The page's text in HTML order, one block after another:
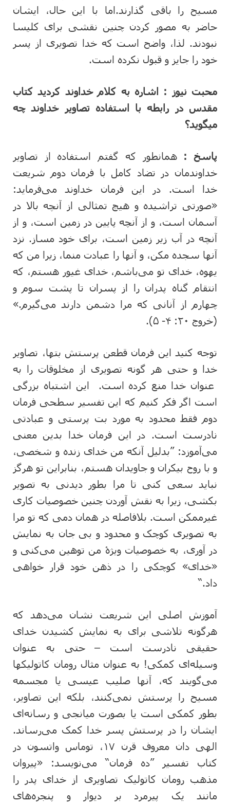
مسیح را باقی گذارند.اما با این حال، ایشان
حاضر به مصور کردن چنین نقشی برای کلیسا
نبودند. لذا، واضح است که خدا تصویری از پسر
خود را جایز و قبول نکرده است.
محبت نیوز : اشاره به کلام خداوند کردید کتاب
مقدس در رابطه با استفاده تصاویر خداوند چه
میگوید؟
پاسخ : همانطور که گفتم استفاده از تصاویر
خداوندمان در تضاد کامل با فرمان دوم شریعت
خدا است. در این فرمان خداوند می‌فرماید:
«صورتی تراشیده و هیچ تمثالی از آنچه بالا در
آسمان است، و از آنچه پایین در زمین است، و از
آنچه در آب زیر زمین است، برای خود مساز. نزد
آنها سجده مکن، و آنها را عبادت منما، زیرا من که
یهوه، خدای تو می‌باشم، خدای غیور هستم، که
انتقام گناه پدران را از پسران تا پشت سوم و
چهارم از آنانی که مرا دشمن دارند می‌گیرم.»
(خروج ۲۰: ۴- ۵).
توجه کنید این فرمان قطعن پرستش بتها، تصاویر
خدا و حتی هر گونه تصویری از مخلوقات را به
عنوان خدا منع کرده است. این اشتباه بزرگی
است اگر فکر کنیم که این تفسیر سطحی فرمان
دوم فقط محدود به مورد بت پرستی و عبادتی
نادرست است. در این فرمان خدا بدین معنی
می‌آموزد: ”بدلیل آنکه من خدای زنده و شخصی،
و با روح بیکران و جاویدان هستم، بنابراین تو هرگز
نباید سعی کنی تا مرا بطور دیدنی به تصویر
بکشی، زیرا به نقش آوردن چنین خصوصیات کاری
غیرممکن است. بلافاصله در همان دمی که تو مرا
به تصویری کوچک و محدود و بی جان به نمایش
در آوری، به خصوصیات ویژۀ من توهین می‌کنی و
«خدای» کوچکی را در ذهن خود قرار خواهی
داد.“
آموزش اصلی این شریعت نشان می‌دهد که
هرگونه تلاشی برای به نمایش کشیدن خدای
حقیقی نادرست است – حتی به عنوان
وسیله‌ای کمکی! به عنوان مثال رومان کاتولیکها
می‌گویند که، آنها صلیب عیسی یا مجسمه
مسیح را پرستش نمی‌کنند، بلکه این تصاویر،
بطور کمکی است یا بصورت میانجی و رسانه‌ای
ایشان را در پرستش پسر خدا کمک می‌رساند.
الهی دان معروف قرن ۱۷، توماس واتسون در
کتاب تفسیر ”ده فرمان“ می‌نویسد: «پیروان
مذهب رومان کاتولیک تصاویری از خدای پدر را
مانند یک پیرمرد بر دیوار و پنجره‌های